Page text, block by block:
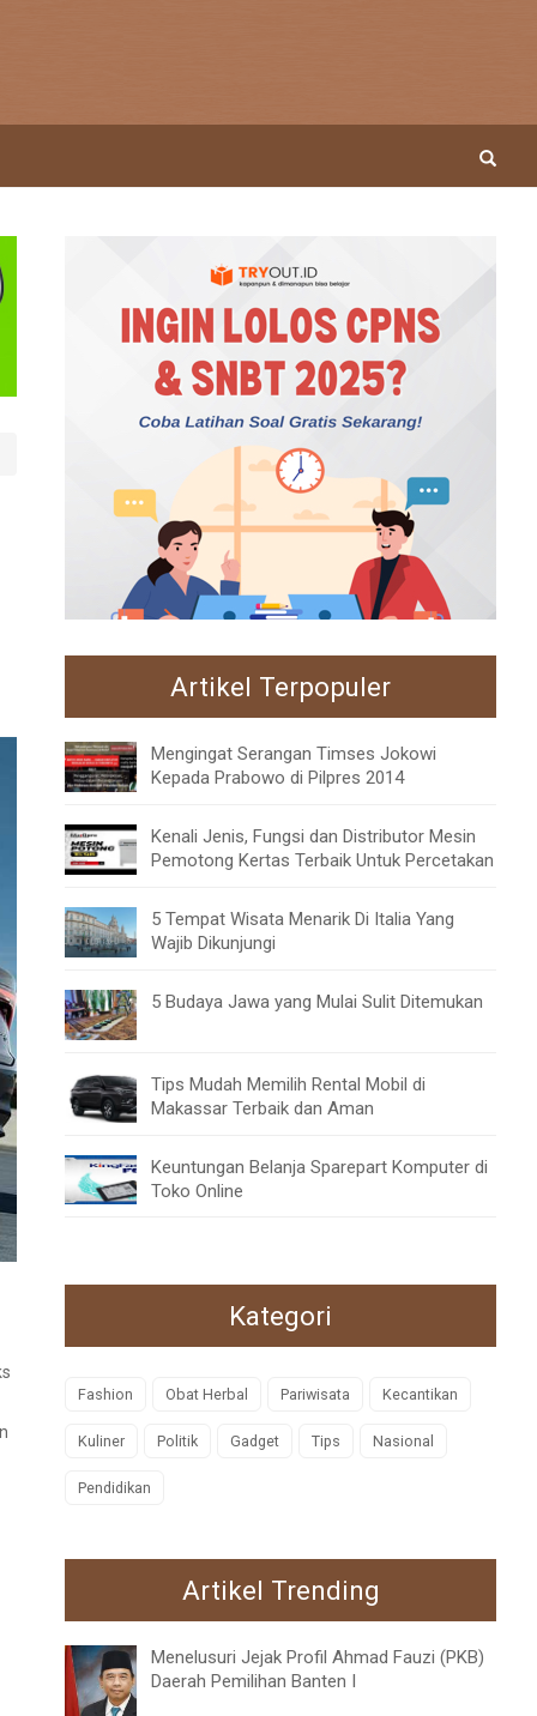
Artikel Terpopuler
Mengingat Serangan Timses Jokowi
Kepada Prabowo di Pilpres 2014
Kenali Jenis, Fungsi dan Distributor Mesin
Pemotong Kertas Terbaik Untuk Percetakan
5 Tempat Wisata Menarik Di Italia Yang
Wajib Dikunjungi
5 Budaya Jawa yang Mulai Sulit Ditemukan
Tips Mudah Memilih Rental Mobil di
Makassar Terbaik dan Aman
Keuntungan Belanja Sparepart Komputer di
Toko Online
Kategori
Fashion Obat Herbal Pariwisata Kecantikan
Kuliner Politik Gadget Tips Nasional
Pendidikan
Artikel Trending
Menelusuri Jejak Profil Ahmad Fauzi (PKB)
Daerah Pemilihan Banten I